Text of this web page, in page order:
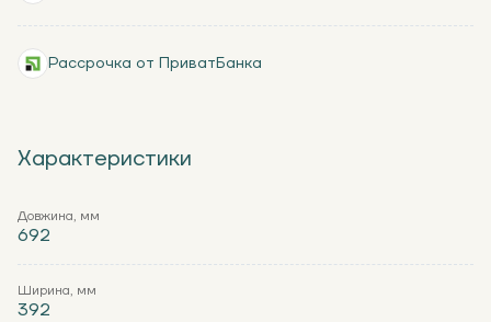
Характеристики
Довжина, мм
692
Ширина, мм
392
Рассрочка от ПриватБанка